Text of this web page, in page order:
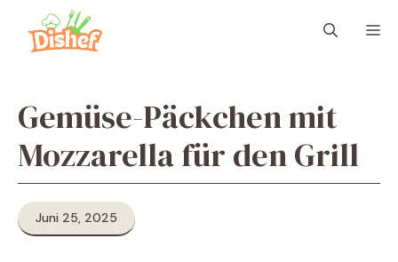
Inhalt
springen
Gemüse-Päckchen mit
Mozzarella für den Grill
Juni 25, 2025